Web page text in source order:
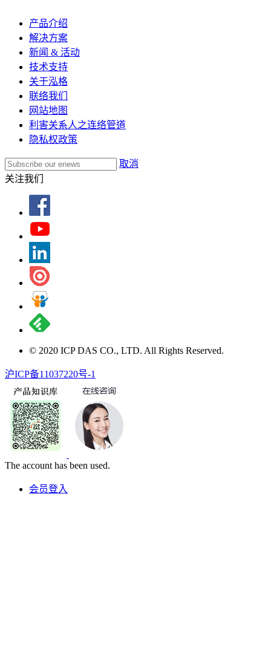
产品介绍
解决方案
新闻 & 活动
技术支持
关于泓格
联络我们
网站地图
利害关系人之连络管道
隐私权政策
取消
关注我们
© 2020 ICP DAS CO., LTD. All Rights Reserved.
沪ICP备11037220号-1
The account has been used.
会员登入